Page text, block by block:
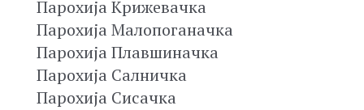
Парохија Крижевачка
Парохија Малопоганачка
Парохија Плавшиначка
Парохија Салничка
Парохија Сисачка